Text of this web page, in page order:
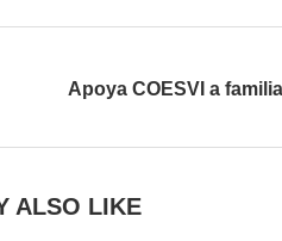
Apoya COESVI a
ALSO LIKE